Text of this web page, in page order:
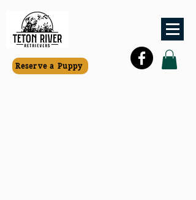
Reserve a Puppy